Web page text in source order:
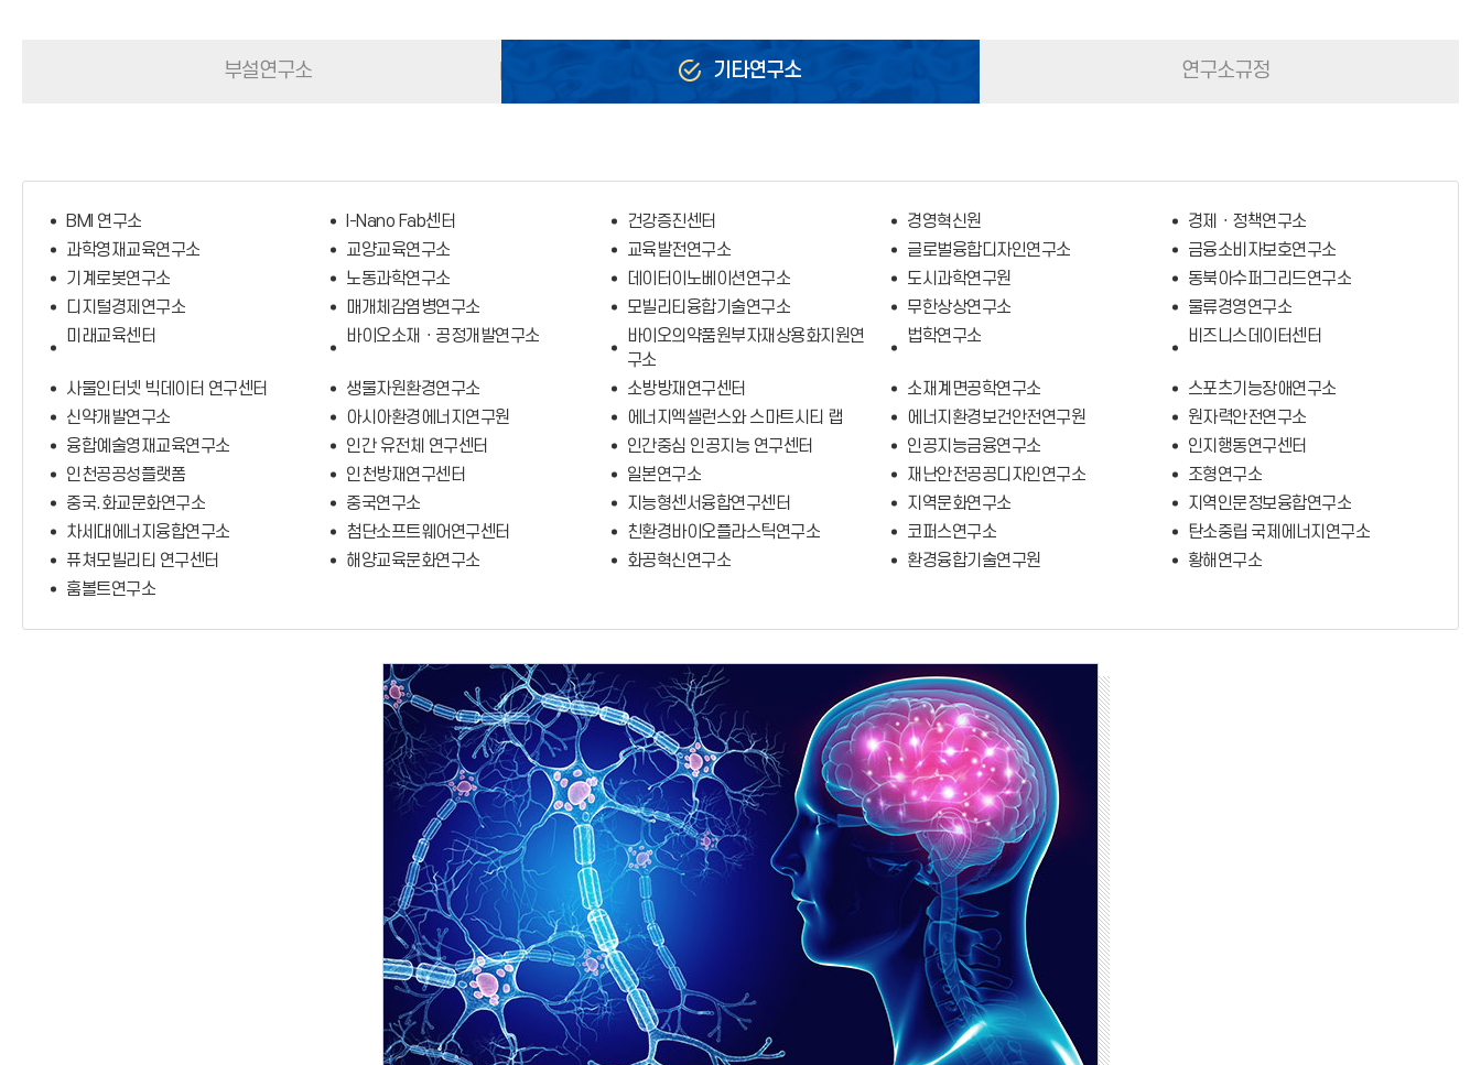
부설연구소 기타연구소 연구소규정
BMI 연구소 I-Nano Fab센터 건강증진센터 경영혁신원
경제ㆍ정책연구소
과학영재교육연구소
교양교육연구소 교육발전연구소 글로벌융합디자인연구소
금융소비자보호연구소
기계로봇연구소
노동과학연구소 데이터이노베이션연구소 도시과학연구원
동북아수퍼그리드연구소
디지털경제연구소
매개체감염병연구소 모빌리티융합기술연구소 무한상상연구소
물류경영연구소
미래교육센터
바이오소재ㆍ공정개발연구소
바이오의약품원부자재상용화지원연
구소
법학연구소 비즈니스데이터센터
사물인터넷 빅데이터 연구센터 생물자원환경연구소 소방방재연구센터 소재계면공학연구소
스포츠기능장애연구소
신약개발연구소
아시아환경에너지연구원 에너지엑셀런스와 스마트시티 랩 에너지환경보건안전연구원
원자력안전연구소
융합예술영재교육연구소
인간 유전체 연구센터 인간중심 인공지능 연구센터 인공지능금융연구소
인지행동연구센터
인천공공성플랫폼
인천방재연구센터 일본연구소 재난안전공공디자인연구소
조형연구소
중국.화교문화연구소
중국연구소 지능형센서융합연구센터 지역문화연구소
지역인문정보융합연구소
차세대에너지융합연구소
첨단소프트웨어연구센터 친환경바이오플라스틱연구소 코퍼스연구소
탄소중립 국제에너지연구소
퓨쳐모빌리티 연구센터
해양교육문화연구소 화공혁신연구소 환경융합기술연구원
황해연구소
훔볼트연구소